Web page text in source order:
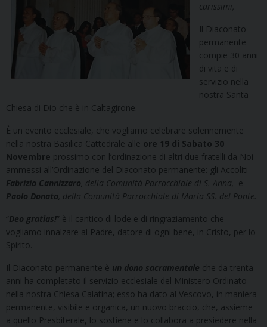
carissimi,
Il Diaconato
permanente
compie 30 anni
di vita e di
servizio nella
nostra Santa
Chiesa di Dio che è in Caltagirone.
È un evento ecclesiale, che vogliamo celebrare solennemente
nella nostra Basilica Cattedrale alle ore 19 di Sabato 30
Novembre prossimo con l’ordinazione di altri due fratelli da Noi
ammessi all’Ordinazione del Diaconato permanente: gli Accoliti
Fabrizio Cannizzaro , della Comunità Parrocchiale di S. Anna,
e
Paolo Donato , della Comunità Parrocchiale di Maria SS. del Ponte.
“Deo gratias!” è il cantico di lode e di ringraziamento che
vogliamo innalzare al Padre, datore di ogni bene, in Cristo, per lo
Spirito.
Il Diaconato permanente è un dono sacramentale che da trenta
anni ha completato il servizio ecclesiale del Ministero Ordinato
nella nostra Chiesa Calatina; esso ha dato al Vescovo, in maniera
permanente, visibile e organica, un nuovo braccio, che, assieme
a quello Presbiterale, lo sostiene e lo collabora a presiedere nella